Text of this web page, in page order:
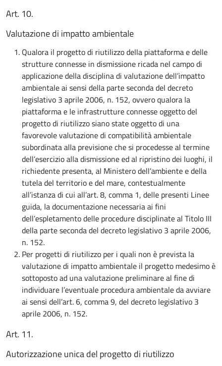
Art. 10.
Valutazione di impatto ambientale
Qualora il progetto di riutilizzo della piattaforma e delle
strutture connesse in dismissione ricada nel campo di
applicazione della disciplina di valutazione dell’impatto
ambientale ai sensi della parte seconda del decreto
legislativo 3 aprile 2006, n. 152, ovvero qualora la
piattaforma e le infrastrutture connesse oggetto del
progetto di riutilizzo siano state oggetto di una
favorevole valutazione di compatibilità ambientale
subordinata alla previsione che si procedesse al termine
dell’esercizio alla dismissione ed al ripristino dei luoghi, il
richiedente presenta, al Ministero dell’ambiente e della
tutela del territorio e del mare, contestualmente
all’istanza di cui all’art. 8, comma 1, delle presenti Linee
guida, la documentazione necessaria ai fini
dell’espletamento delle procedure disciplinate al Titolo III
della parte seconda del decreto legislativo 3 aprile 2006,
n. 152.
Per progetti di riutilizzo per i quali non è prevista la
valutazione di impatto ambientale il progetto medesimo è
sottoposto ad una valutazione preliminare al fine di
individuare l’eventuale procedura ambientale da avviare
ai sensi dell’art. 6, comma 9, del decreto legislativo 3
aprile 2006, n. 152.
Art. 11.
Autorizzazione unica del progetto di riutilizzo